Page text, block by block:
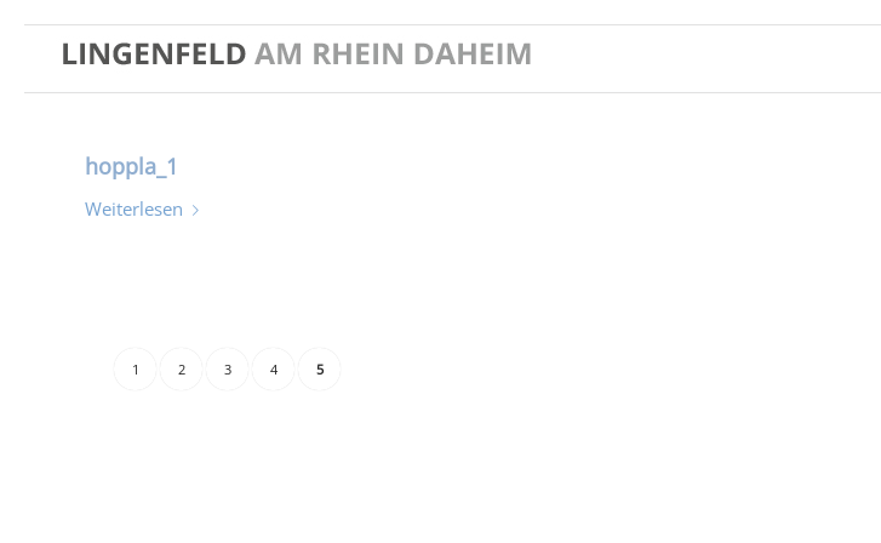
hoppla_1
Weiterlesen
1 2 3 4 5